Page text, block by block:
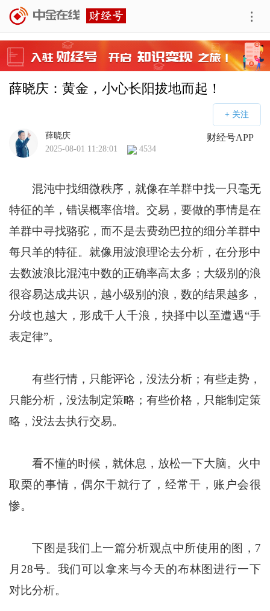
薛晓庆：黄金，小心长阳拔地而起！
财经号APP
薛晓庆
2025-08-01 11:28:01
4534
混沌中找细微秩序，就像在羊群中找一只毫无
特征的羊，错误概率倍增。交易，要做的事情是在
羊群中寻找骆驼，而不是去费劲巴拉的细分羊群中
每只羊的特征。就像用波浪理论去分析，在分形中
去数波浪比混沌中数的正确率高太多；大级别的浪
很容易达成共识，越小级别的浪，数的结果越多，
分歧也越大，形成千人千浪，抉择中以至遭遇“手
表定律”。
有些行情，只能评论，没法分析；有些走势，
只能分析，没法制定策略；有些价格，只能制定策
略，没法去执行交易。
看不懂的时候，就休息，放松一下大脑。火中
取栗的事情，偶尔干就行了，经常干，账户会很
惨。
下图是我们上一篇分析观点中所使用的图，7
月28号。我们可以拿来与今天的布林图进行一下
对比分析。